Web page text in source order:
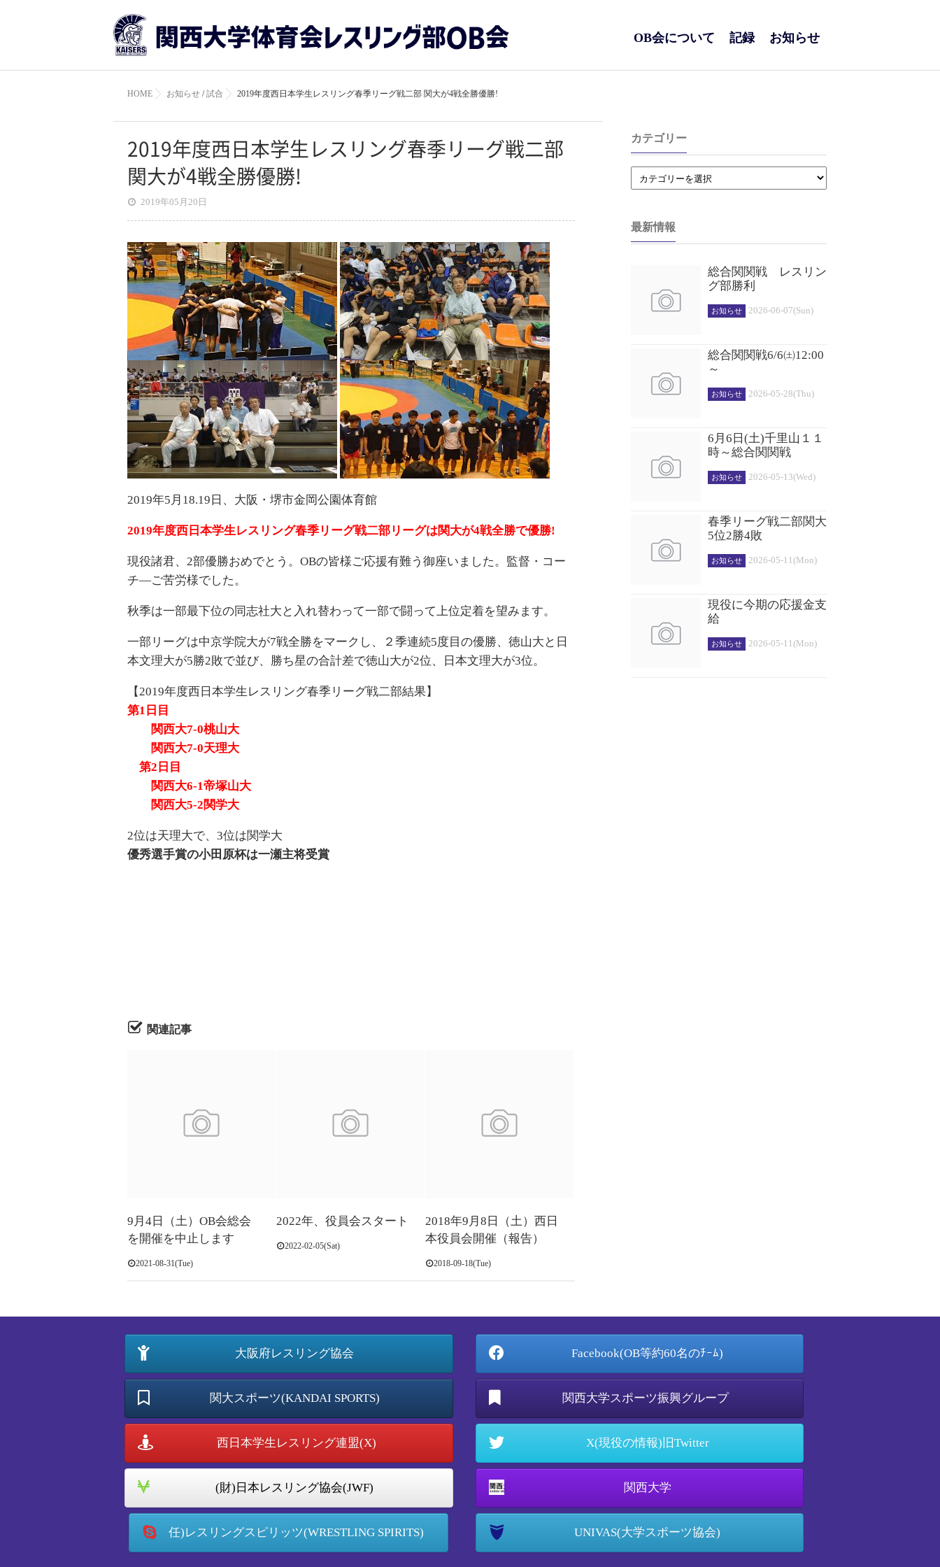
OB会について 記録 お知らせ
HOME お知らせ /試合 2019年度西日本学生レスリング春季リーグ戦二部 関大が4戦全勝優勝!
2019年度西日本学生レスリング春季リーグ戦二部
関大が4戦全勝優勝!
2019年05月20日
2019年5月18.19日、大阪・堺市金岡公園体育館
2019年度西日本学生レスリング春季リーグ戦二部リーグは関大が4戦全勝で優勝!
現役諸君、2部優勝おめでとう。OBの皆様ご応援有難う御座いました。監督・コー
チ―ご苦労様でした。
秋季は一部最下位の同志社大と入れ替わって一部で闘って上位定着を望みます。
一部リーグは中京学院大が7戦全勝をマークし、２季連続5度目の優勝、徳山大と日
本文理大が5勝2敗で並び、勝ち星の合計差で徳山大が2位、日本文理大が3位。
【2019年度西日本学生レスリング春季リーグ戦二部結果】
第1日目
関西大7-0桃山大
関西大7-0天理大
第2日目
関西大6-1帝塚山大
関西大5-2関学大
2位は天理大で、3位は関学大
優秀選手賞の小田原杯は一瀬主将受賞
関連記事
9月4日（土）OB会総会
を開催を中止します
2021-08-31(Tue)
2022年、役員会スタート
2022-02-05(Sat)
2018年9月8日（土）西日
本役員会開催（報告）
2018-09-18(Tue)
カテゴリー
最新情報
総合関関戦 レスリン
グ部勝利
お知らせ 2026-06-07(Sun)
総合関関戦6/6㈯12:00
～
お知らせ 2026-05-28(Thu)
6月6日(土)千里山１１
時～総合関関戦
お知らせ 2026-05-13(Wed)
春季リーグ戦二部関大
5位2勝4敗
お知らせ 2026-05-11(Mon)
現役に今期の応援金支
給
お知らせ 2026-05-11(Mon)
大阪府レスリング協会
関大スポーツ(KANDAI SPORTS)
西日本学生レスリング連盟(X)
(財)日本レスリング協会(JWF)
任)レスリングスピリッツ(WRESTLING SPIRITS)
Facebook(OB等約60名のﾁｰﾑ)
関西大学スポーツ振興グループ
X(現役の情報)旧Twitter
関西大学
UNIVAS(大学スポーツ協会)